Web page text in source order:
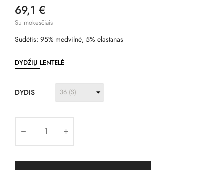
69,1 €
Su mokesčiais
Sudėtis: 95% medvilnė, 5% elastanas
DYDŽIŲ LENTELĖ
DYDIS